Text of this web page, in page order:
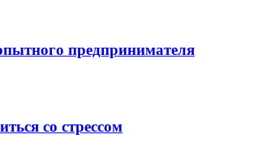
предпринимателя
со стрессом